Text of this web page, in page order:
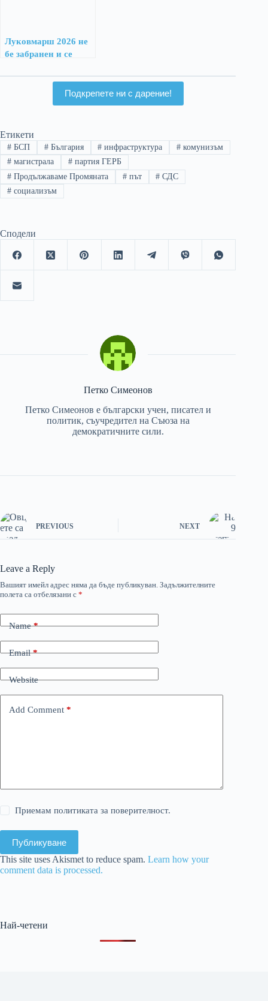
Луковмарш 2026 не
бе забранен и се
Подкрепете ни с дарение!
Етикети
#БСП #България # инфраструктура # комунизъм
#магистрала #партия ГЕРБ
#Продължаваме Промяната #път # СДС
#социализъм
Сподели
Петко Симеонов
Петко Симеонов е български учен, писател и
политик, съучредител на Съюза на
демократичните сили.
PREVIOUS NEXT
Leave a Reply
Вашият имейл адрес няма да бъде публикуван. Задължителните
полета са отбелязани с *
Name*
Email*
Website
Add Comment *
Приемам политиката за поверителност.
Публикуване
This site uses Akismet to reduce spam. Learn how your
comment data is processed.
Най-четени